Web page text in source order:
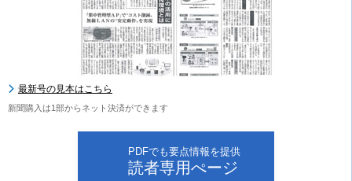
最新号の見本はこちら
新聞購入は1部からネット決済ができます
PDFでも要点情報を提供
読者専用ぺージ